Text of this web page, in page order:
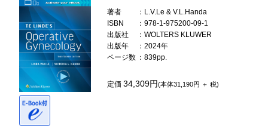
著者
：L.V.Le & V.L.Handa
ISBN
：978-1-975200-09-1
出版社
：WOLTERS KLUWER
出版年
：2024年
ページ数 ：839pp.
定価34,309円(本体31,190円 ＋ 税)